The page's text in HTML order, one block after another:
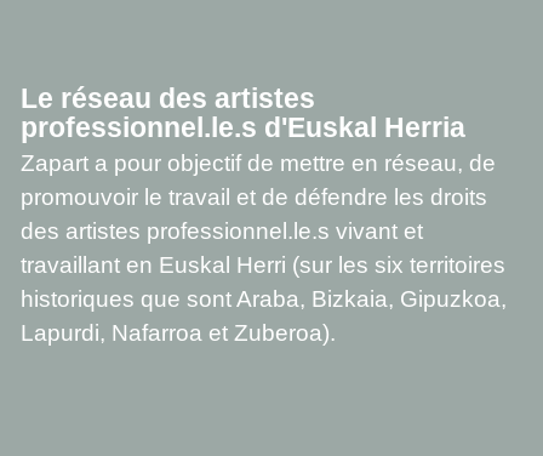
Le réseau des artistes
professionnel.le.s d'Euskal Herria
Zapart a pour objectif de mettre en réseau, de
promouvoir le travail et de défendre les droits
des artistes professionnel.le.s vivant et
travaillant en Euskal Herri (sur les six territoires
historiques que sont Araba, Bizkaia, Gipuzkoa,
Lapurdi, Nafarroa et Zuberoa).